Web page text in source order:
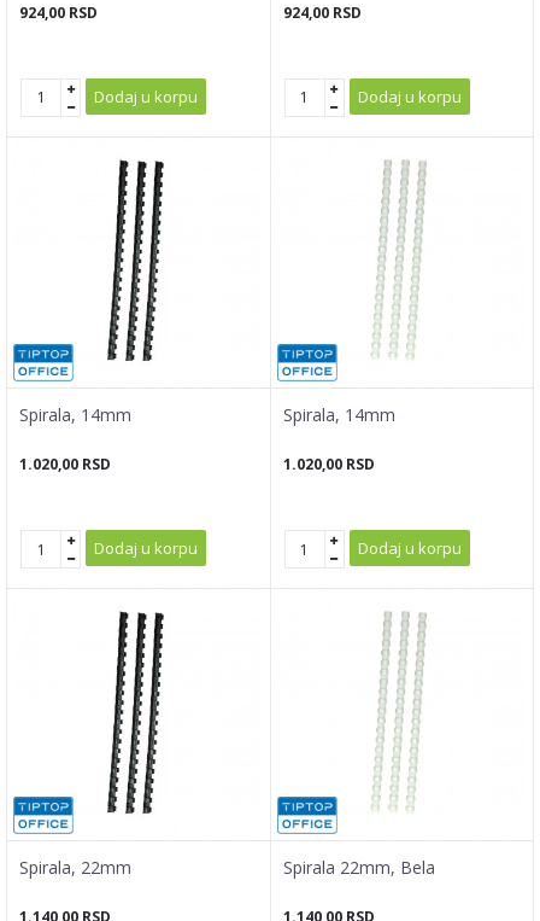
924,00 RSD
Dodaj u korpu
924,00 RSD
Dodaj u korpu
Spirala, 14mm
1.020,00 RSD
Dodaj u korpu
Spirala, 14mm
1.020,00 RSD
Dodaj u korpu
Spirala, 22mm
1.140,00 RSD
Spirala 22mm, Bela
1.140,00 RSD